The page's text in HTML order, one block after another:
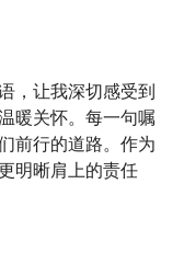
，让我深切感受到
暖关怀。每一句嘱
前行的道路。作为
明晰肩上的责任